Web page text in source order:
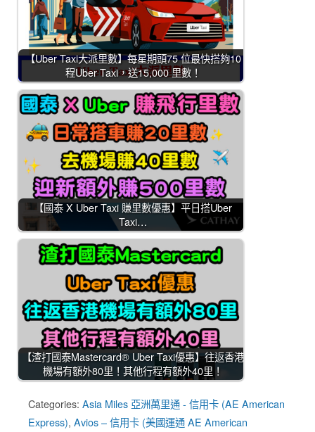
【Uber Taxi大派里數】每星期頭75 位最快搭夠10
程Uber Taxi，送15,000 里數！
【國泰 X Uber Taxi 賺里數優惠】平日搭Uber
Taxi…
【渣打國泰Mastercard® Uber Taxi優惠】往返香港
機場有額外80里！其他行程有額外40里！
Categories: Asia Miles 亞洲萬里通 - 信用卡 (AE American
Express), Avios – 信用卡 (美國運通 AE American